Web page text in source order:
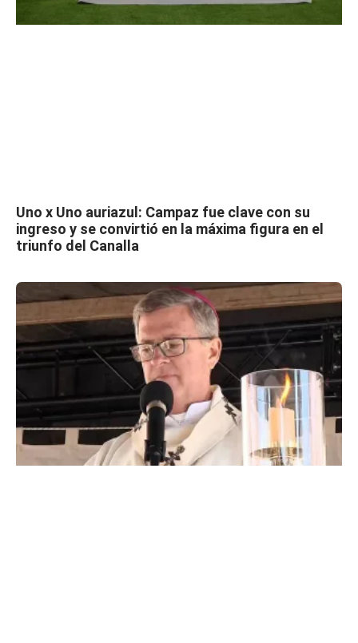
Uno x Uno auriazul: Campaz fue clave con su
ingreso y se convirtió en la máxima figura en el
triunfo del Canalla